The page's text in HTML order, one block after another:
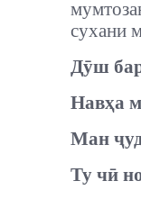
сухани
Дӯш
Навҳа
Ман
Ту чӣ